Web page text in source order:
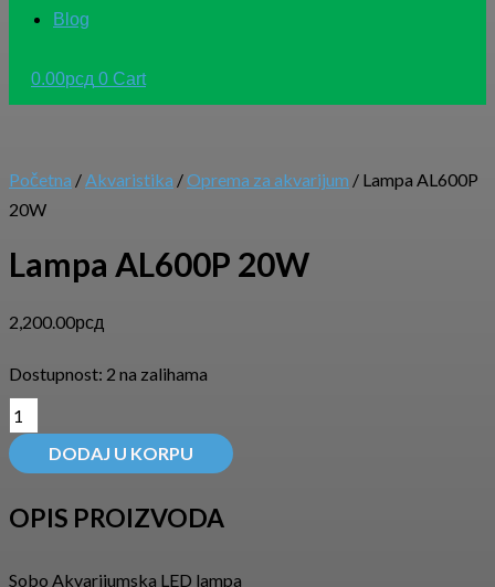
Blog
0.00рсд 0 Cart
Početna /Akvaristika /Oprema za akvarijum / Lampa AL600P
20W
Lampa AL600P 20W
2,200.00рсд
Dostupnost: 2 na zalihama
DODAJ U KORPU
OPIS PROIZVODA
Sobo Akvarijumska LED lampa